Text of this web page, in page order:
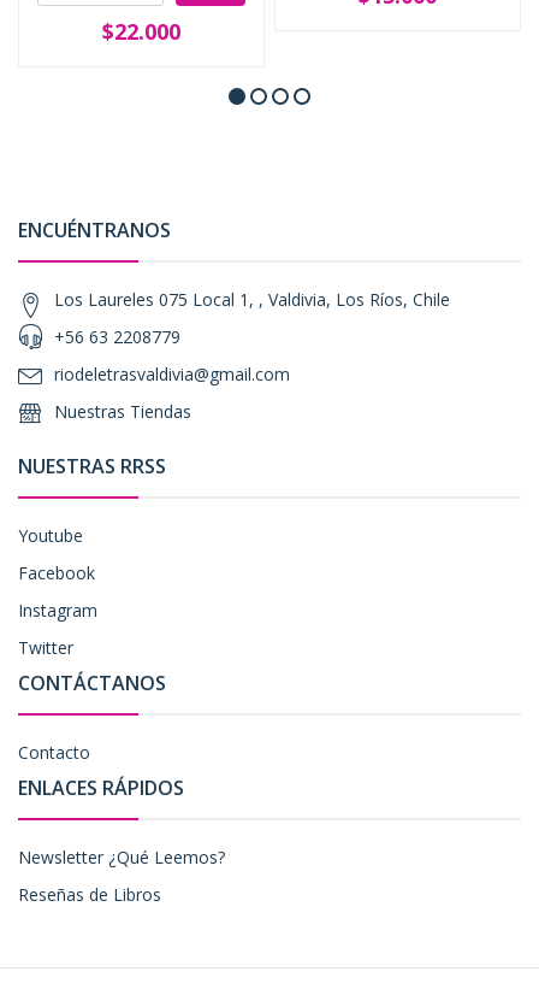
$22.000
ENCUÉNTRANOS
Los Laureles 075 Local 1, , Valdivia, Los Ríos, Chile
+56 63 2208779
riodeletrasvaldivia@gmail.com
Nuestras Tiendas
NUESTRAS RRSS
Youtube
Facebook
Instagram
Twitter
CONTÁCTANOS
Contacto
ENLACES RÁPIDOS
Newsletter ¿Qué Leemos?
Reseñas de Libros